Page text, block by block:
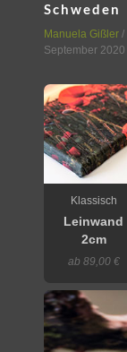
Schweden
Manuela Gißler /
September 2020
Klassisch
Leinwand
2cm
ab 89,00 €